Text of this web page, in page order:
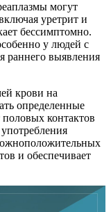
могут
уретрит и
бессимптомно.
у людей с
выявления
крови на
определенные
контактов
и обеспечивает